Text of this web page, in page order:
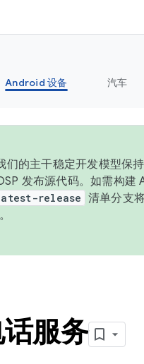
Android 设备 汽车
们的主干稳定开发模型保
发布源代码。如需构建
release 清单分支
。
服务